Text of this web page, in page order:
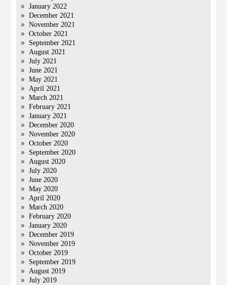
January 2022
December 2021
November 2021
October 2021
September 2021
August 2021
July 2021
June 2021
May 2021
April 2021
March 2021
February 2021
January 2021
December 2020
November 2020
October 2020
September 2020
August 2020
July 2020
June 2020
May 2020
April 2020
March 2020
February 2020
January 2020
December 2019
November 2019
October 2019
September 2019
August 2019
July 2019